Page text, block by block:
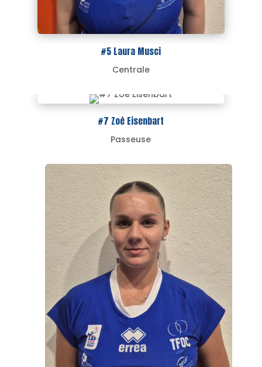
#5 Laura Musci
Centrale
#7 Zoé Eisenbart
Passeuse